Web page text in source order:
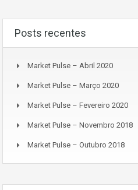
Posts recentes
Market Pulse – Abril 2020
Market Pulse – Março 2020
Market Pulse – Fevereiro 2020
Market Pulse – Novembro 2018
Market Pulse – Outubro 2018